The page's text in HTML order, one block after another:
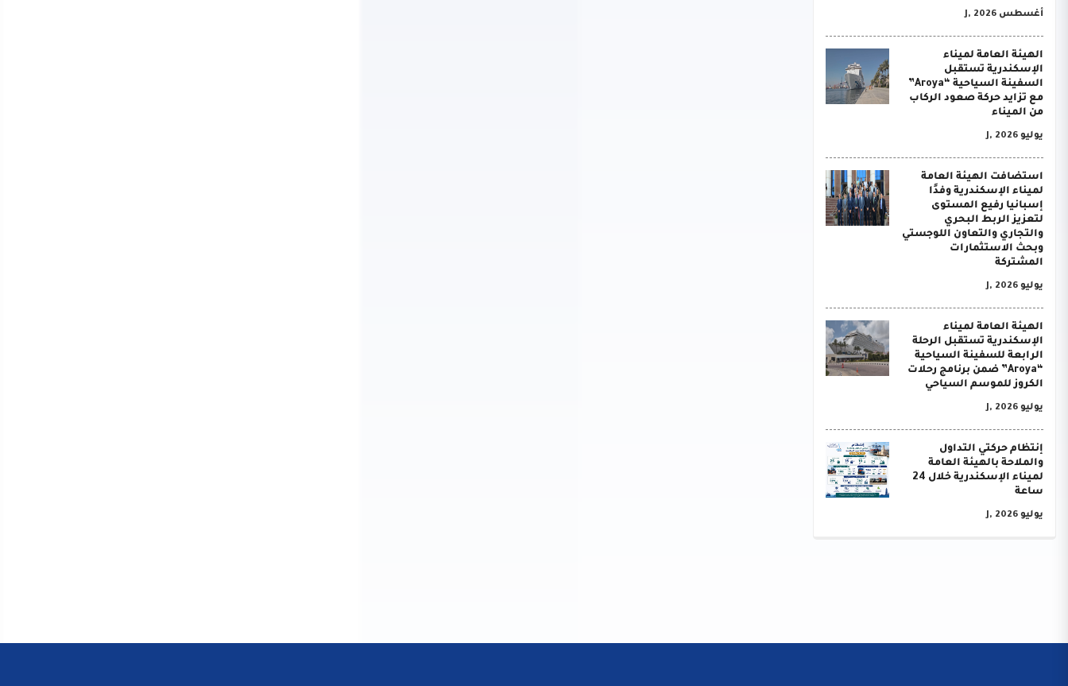
أغسطس J, 2026
الهيئة العامة لميناء
الإسكندرية تستقبل
السفينة السياحية “Aroya”
مع تزايد حركة صعود الركاب
من الميناء
يوليو J, 2026
استضافت الهيئة العامة
لميناء الإسكندرية وفدًا
إسبانيا رفيع المستوى
لتعزيز الربط البحري
والتجاري والتعاون اللوجستي
وبحث الاستثمارات
المشتركة
يوليو J, 2026
الهيئة العامة لميناء
الإسكندرية تستقبل الرحلة
الرابعة للسفينة السياحية
“Aroya” ضمن برنامج رحلات
الكروز للموسم السياحي
يوليو J, 2026
إنتظام حركتي التداول
والملاحة بالهيئة العامة
لميناء الإسكندرية خلال 24
ساعة
يوليو J, 2026